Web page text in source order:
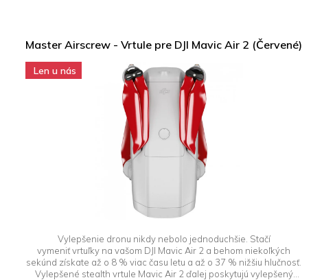
Master Airscrew - Vrtule pre DJI Mavic Air 2 (Červené)
Len u nás
Vylepšenie dronu nikdy nebolo jednoduchšie. Stačí
vymeniť vrtuľky na vašom DJI Mavic Air 2 a behom niekoľkých
sekúnd získate až o 8 % viac času letu a až o 37 % nižšiu hlučnosť.
Vylepšené stealth vrtule Mavic Air 2 ďalej poskytujú vylepšený